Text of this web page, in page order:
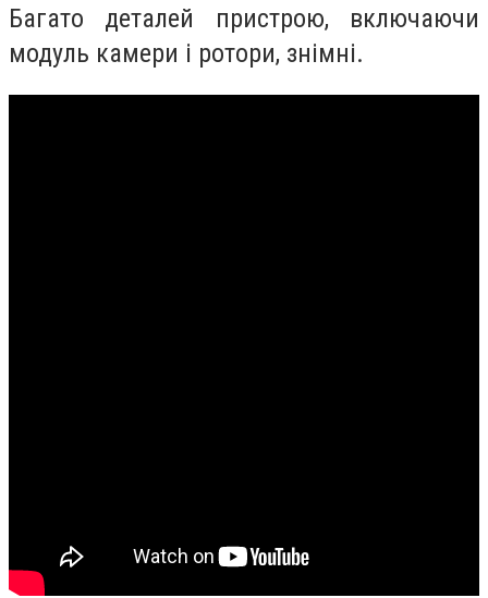
Багато деталей пристрою, включаючи
модуль камери і ротори, знімні.